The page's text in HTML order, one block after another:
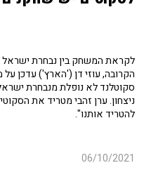
לקראת המשחק בין נבחרת
הקרובה, עוזי דן ('הארץ') עדכן
סקוטלנד לא נופלת מנבחרת
ניצחון.ערן זהבי מטריד את
להטריד אותנו".
06/10/2021